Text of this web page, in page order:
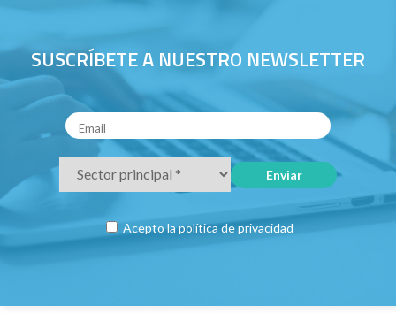
SUSCRÍBETE A NUESTRO NEWSLETTER
Acepto lapolítica de privacidad